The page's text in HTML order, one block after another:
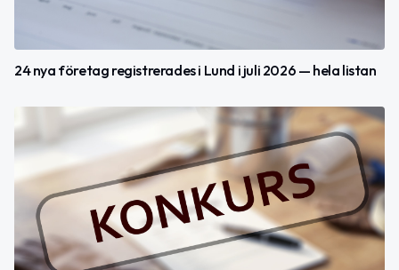
24 nya företag registrerades i Lund i juli 2026 — hela listan